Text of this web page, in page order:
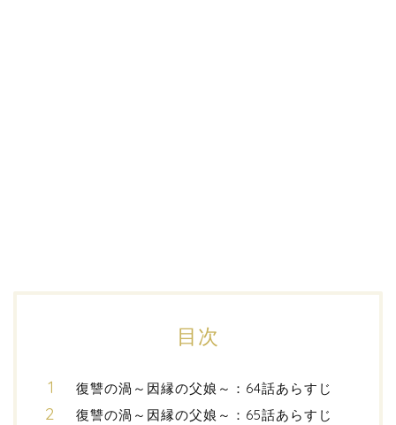
目次
復讐の渦～因縁の父娘～：64話あらすじ
復讐の渦～因縁の父娘～：65話あらすじ